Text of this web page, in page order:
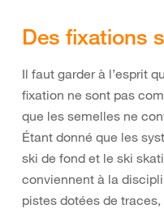
Des fixations
Il faut garder à l’esprit
fixation ne sont pas
que les semelles ne
Étant donné que les
ski de fond et le ski
conviennent à la
pistes dotées de